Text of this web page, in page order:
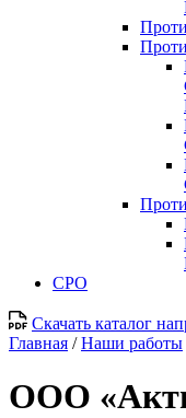
СРО
Скачать каталог
Главная /Наши работы
ООО